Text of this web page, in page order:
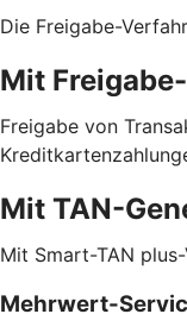
Die Freigabe-
Mit
Freigabe von
Mit TAN-
Mit Smart-TAN
Mehrwert-